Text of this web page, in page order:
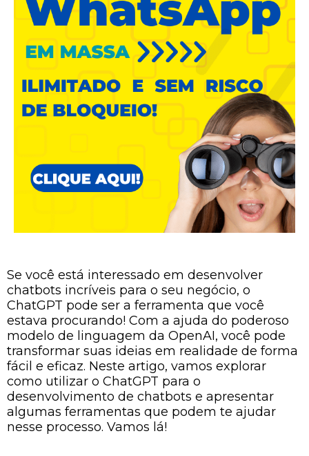
Se você está interessado em desenvolver
chatbots incríveis para o seu negócio, o
ChatGPT pode ser a ferramenta que você
estava procurando! Com a ajuda do poderoso
modelo de linguagem da OpenAI, você pode
transformar suas ideias em realidade de forma
fácil e eficaz. Neste artigo, vamos explorar
como utilizar o ChatGPT para o
desenvolvimento de chatbots e apresentar
algumas ferramentas que podem te ajudar
nesse processo. Vamos lá!